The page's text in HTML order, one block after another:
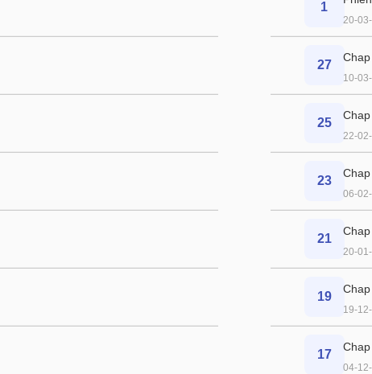
1
20-
27
10-
25
22-
23
06-
21
Chap
20-
19
19-
17
04-